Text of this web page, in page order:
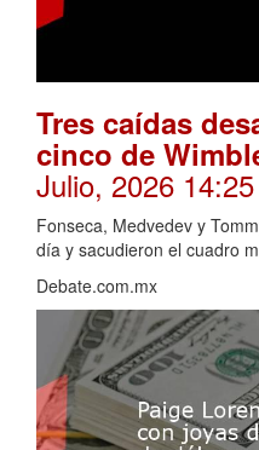
Tres caídas
cinco de
Julio, 2026 14:25
Fonseca, Medvedev y
día y sacudieron el cuadro
Debate.com.mx